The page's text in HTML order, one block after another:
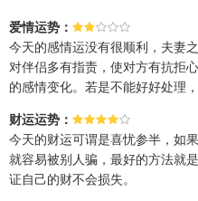
爱情运势：
今天的感情运没有很顺利，夫妻
对伴侣多有指责，使对方有抗拒
的感情变化。若是不能好好处理
财运运势：
今天的财运可谓是喜忧参半，如
就容易被别人骗，最好的方法就
证自己的财不会损失。